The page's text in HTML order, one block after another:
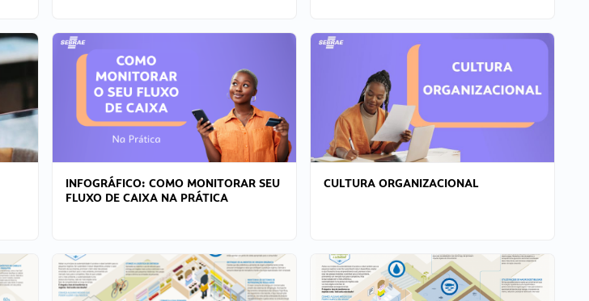
INFOGRÁFICO: COMO MONITORAR SEU
FLUXO DE CAIXA NA PRÁTICA
CULTURA ORGANIZACIONAL